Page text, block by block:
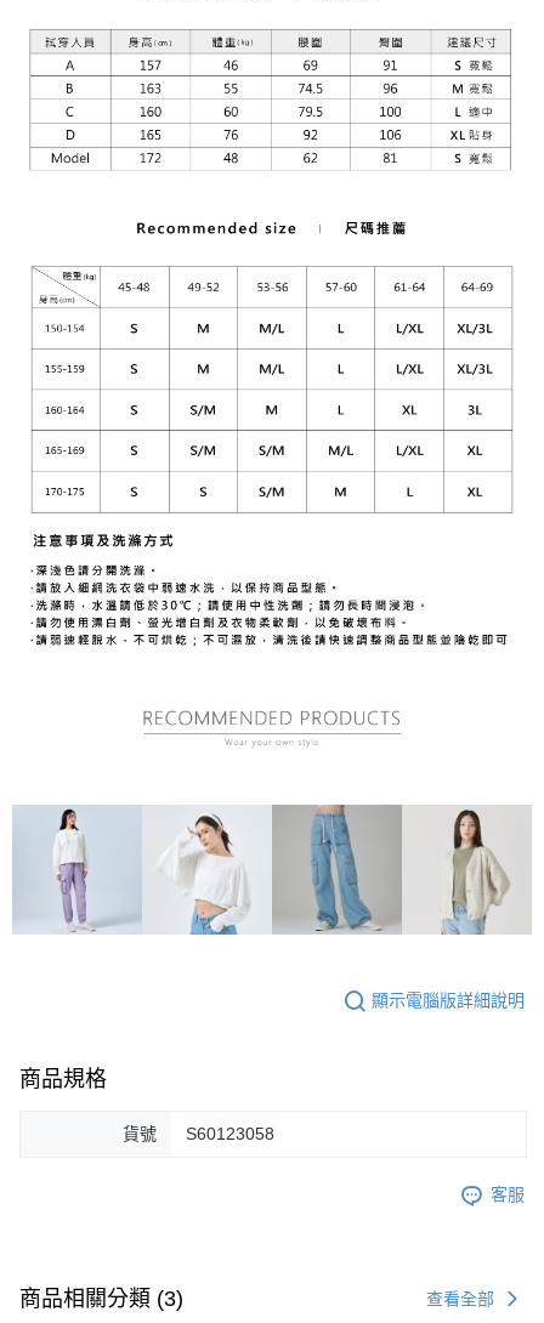
顯示電腦版詳細說明
商品規格
貨號 S60123058
客服
商品相關分類 (3) 查看全部